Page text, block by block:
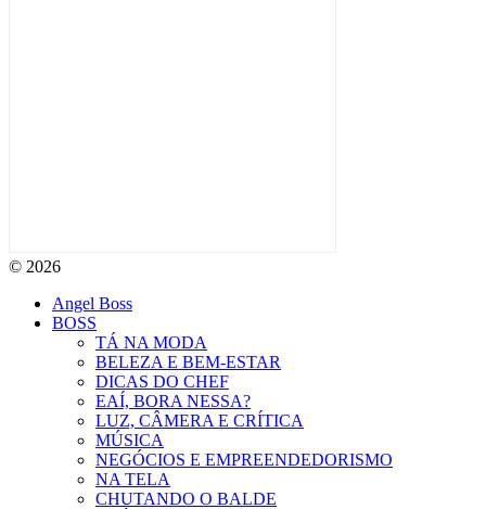
© 2026
Angel Boss
BOSS
TÁ NA MODA
BELEZA E BEM-ESTAR
DICAS DO CHEF
EAÍ, BORA NESSA?
LUZ, CÂMERA E CRÍTICA
MÚSICA
NEGÓCIOS E EMPREENDEDORISMO
NA TELA
CHUTANDO O BALDE